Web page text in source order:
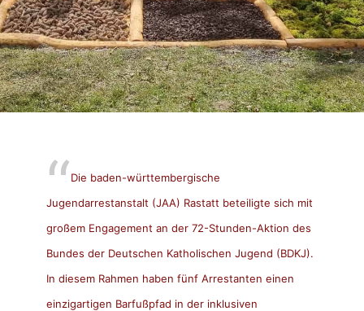
Die baden-württembergische
Jugendarrestanstalt (JAA) Rastatt beteiligte sich mit
großem Engagement an der 72-Stunden-Aktion des
Bundes der Deutschen Katholischen Jugend (BDKJ).
In diesem Rahmen haben fünf Arrestanten einen
einzigartigen Barfußpfad in der inklusiven